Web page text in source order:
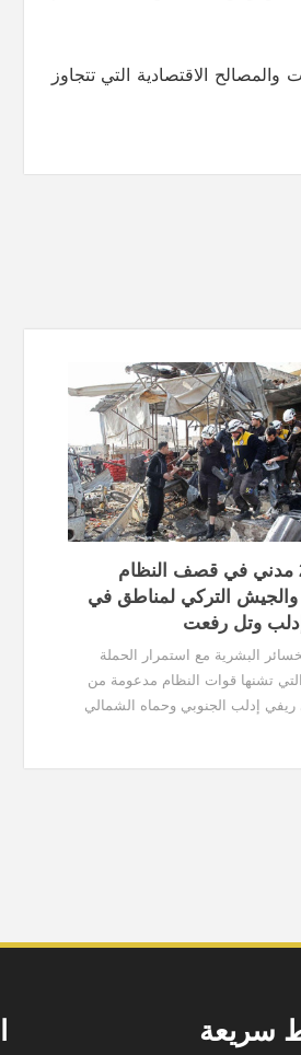
الاقتصادية التي تتجاوز
مقتل 22 مدني في قصف النظام
والجيش التركي لمناطق في
وتل رفعت
البشرية مع استمرار الحملة
تشنها قوات النظام مدعومة من
إدلب الجنوبي وحماه الشمالي
سريعة